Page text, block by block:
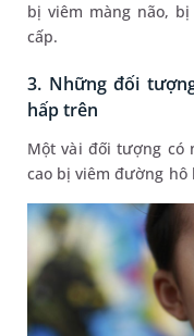
bị viêm màng não,
cấp.
3. Những đối
hấp trên
Một vài đối tượng có
cao bị viêm đường hô